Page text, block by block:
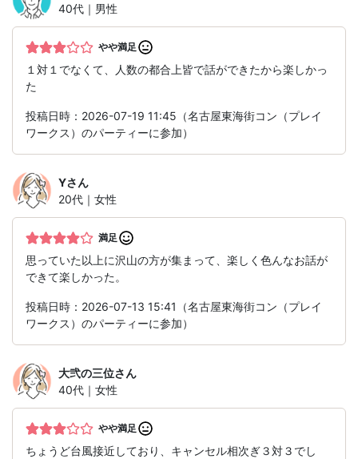
40代｜男性
やや満足
１対１でなくて、人数の都合上皆で話ができたから楽しかっ
た
投稿日時：2026-07-19 11:45（名古屋東海街コン（プレイ
ワークス）のパーティーに参加）
Yさん
20代｜女性
満足
思っていた以上に沢山の方が集まって、楽しく色んなお話が
できて楽しかった。
投稿日時：2026-07-13 15:41（名古屋東海街コン（プレイ
ワークス）のパーティーに参加）
大弐の三位さん
40代｜女性
やや満足
ちょうど台風接近しており、キャンセル相次ぎ３対３でし